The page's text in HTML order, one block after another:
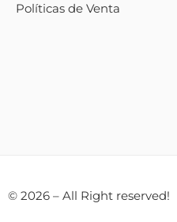
Políticas de Venta
© 2026 – All Right reserved!